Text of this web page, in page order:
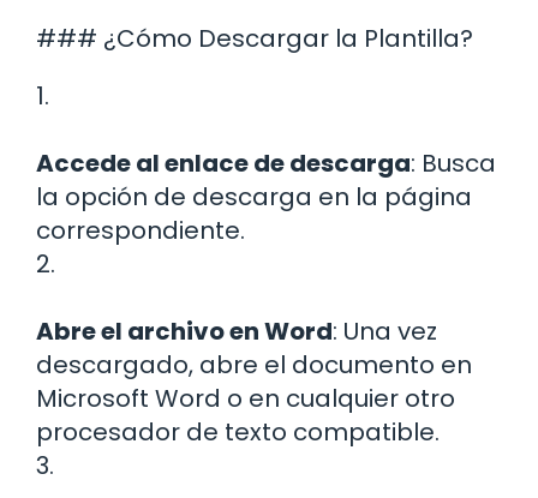
### ¿Cómo Descargar la Plantilla?
1.
Accede al enlace de descarga: Busca
la opción de descarga en la página
correspondiente.
2.
Abre el archivo en Word: Una vez
descargado, abre el documento en
Microsoft Word o en cualquier otro
procesador de texto compatible.
3.